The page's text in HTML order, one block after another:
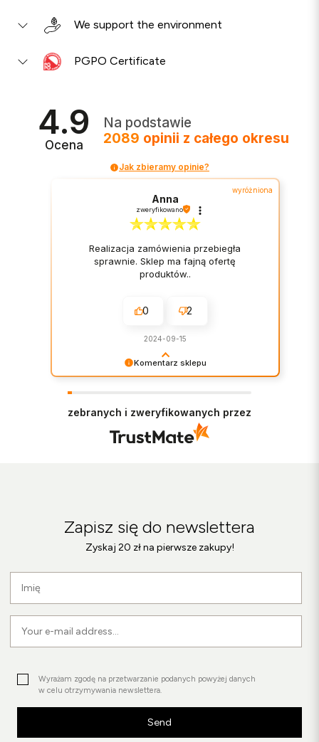
We support the environment
PGPO Certificate
4.9
Ocena
Na podstawie
2089 opinii z całego okresu
Jak zbieramy opinie?
Komentarz sklepu
doświadczeniem. Jesteśmy szczęśliwi, że mamy
takich klientów. Z pozdrowieniami, Zespół
wyróżniona
Anna
zweryfikowano
Realizacja zamówienia przebiegła
sprawnie. Sklep ma fajną ofertę
produktów..
0 2
2024-09-15
zebranych i zweryfikowanych przez
Zapisz się do newslettera
Zyskaj 20 zł na pierwsze zakupy!
Wyrażam zgodę na przetwarzanie podanych powyżej danych
w celu otrzymywania newslettera.
Send